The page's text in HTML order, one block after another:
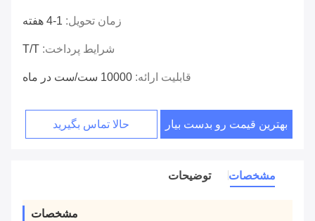
زمان تحویل: 1-4 هفته
شرایط پرداخت: T/T
قابلیت ارائه: 10000 ست/ست در ماه
بهترین قیمت رو بدست بیار حالا تماس بگیرید
مشخصات توضیحات
مشخصات